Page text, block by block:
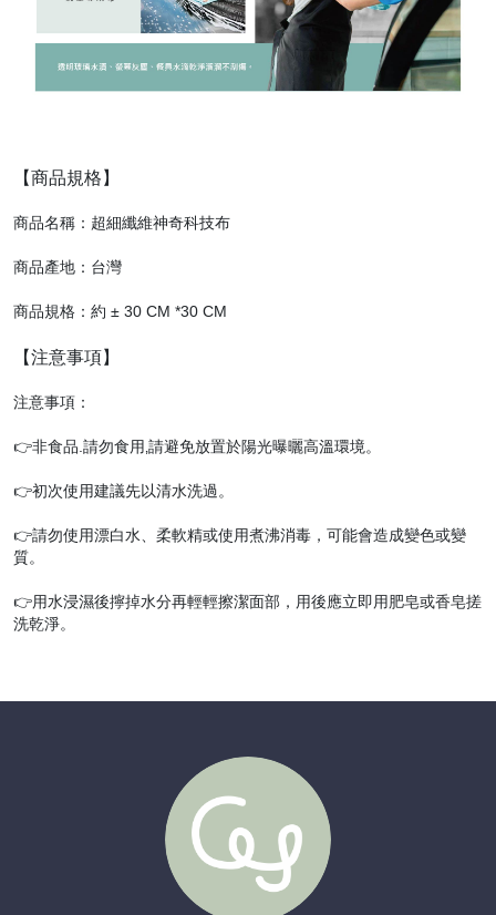
【商品規格】
商品名稱：超細纖維神奇科技布
商品產地：台灣
商品規格：約 ± 30 CM *30 CM
【注意事項】
注意事項：
👉非食品.請勿食用‚請避免放置於陽光曝曬高溫環境。
👉初次使用建議先以清水洗過。
👉請勿使用漂白水、柔軟精或使用煮沸消毒，可能會造成變色或變
質。
👉用水浸濕後擰掉水分再輕輕擦潔面部，用後應立即用肥皂或香皂搓
洗乾淨。